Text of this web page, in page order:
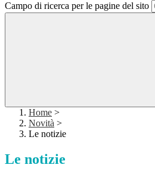
Campo di ricerca per le pagine del sito
Home >
Novità >
Le notizie
Le notizie